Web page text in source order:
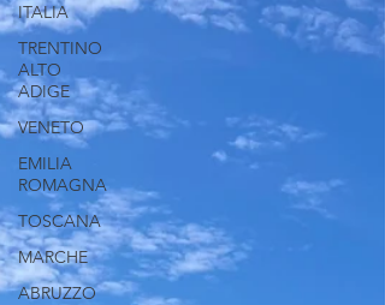
ITALIA
TRENTINO
ALTO
ADIGE
VENETO
EMILIA
ROMAGNA
TOSCANA
MARCHE
ABRUZZO